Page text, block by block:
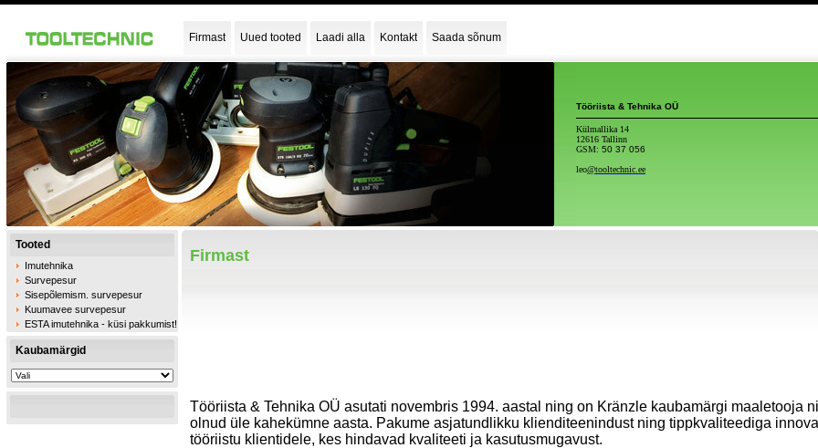
Firmast Uued tooted Laadi alla Kontakt Saada sõnum
Tööriista & Tehnika OÜ
Külmallika 14
12616 Tallinn
GSM: 50 37 056
leo@tooltechnic.ee
Tooted
Imutehnika
Survepesur
Sisepõlemism. survepesur
Kuumavee survepesur
ESTA imutehnika - küsi pakkumist!
Kaubamärgid
Firmast
Tööriista & Tehnika OÜ asutati novembris 1994. aastal ning on Kränzle kaubamärgi maaletooja
olnud üle kahekümne aasta. Pakume asjatundlikku klienditeenindust ning tippkvaliteediga
tööriistu klientidele, kes hindavad kvaliteeti ja kasutusmugavust.